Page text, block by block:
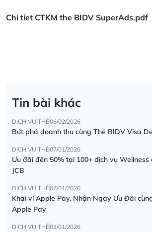
Chi tiet CTKM the BIDV SuperAds.pdf
Tin bài khác
DỊCH VỤ THẺ06/02/2026
Bứt phá doanh thu cùng Thẻ BIDV Visa
DỊCH VỤ THẺ07/01/2026
Ưu đãi đến 50% tại 100+ dịch vụ
JCB
DỊCH VỤ THẺ07/01/2026
Khai ví Apple Pay, Nhận Ngay Ưu Đãi
Apple Pay
DỊCH VỤ THẺ01/01/2026